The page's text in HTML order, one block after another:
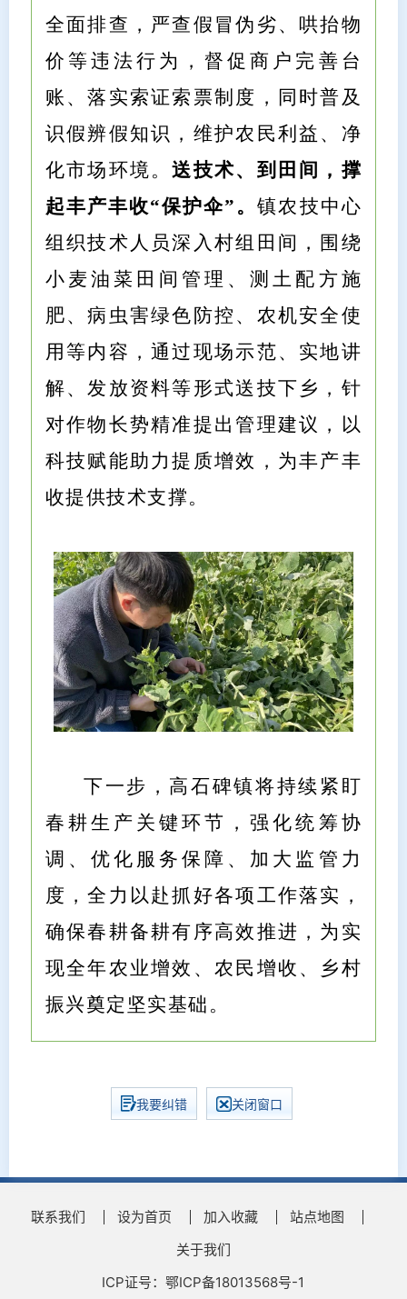
全面排查，严查假冒伪劣、哄抬物
价等违法行为，督促商户完善台
账、落实索证索票制度，同时普及
识假辨假知识，维护农民利益、净
化市场环境。送技术、到田间，撑
起丰产丰收“保护伞”。镇农技中心
组织技术人员深入村组田间，围绕
小麦油菜田间管理、测土配方施
肥、病虫害绿色防控、农机安全使
用等内容，通过现场示范、实地讲
解、发放资料等形式送技下乡，针
对作物长势精准提出管理建议，以
科技赋能助力提质增效，为丰产丰
收提供技术支撑。
下一步，高石碑镇将持续紧盯
春耕生产关键环节，强化统筹协
调、优化服务保障、加大监管力
度，全力以赴抓好各项工作落实，
确保春耕备耕有序高效推进，为实
现全年农业增效、农民增收、乡村
振兴奠定坚实基础。
我要纠错 关闭窗口
联系我们 设为首页 加入收藏
站点地图
关于我们
ICP证号：鄂ICP备18013568号-1